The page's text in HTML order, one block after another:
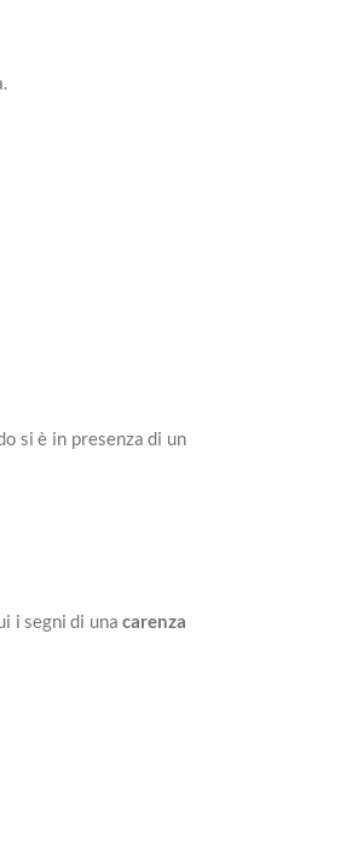
si è in presenza di un
i segni di unacarenza